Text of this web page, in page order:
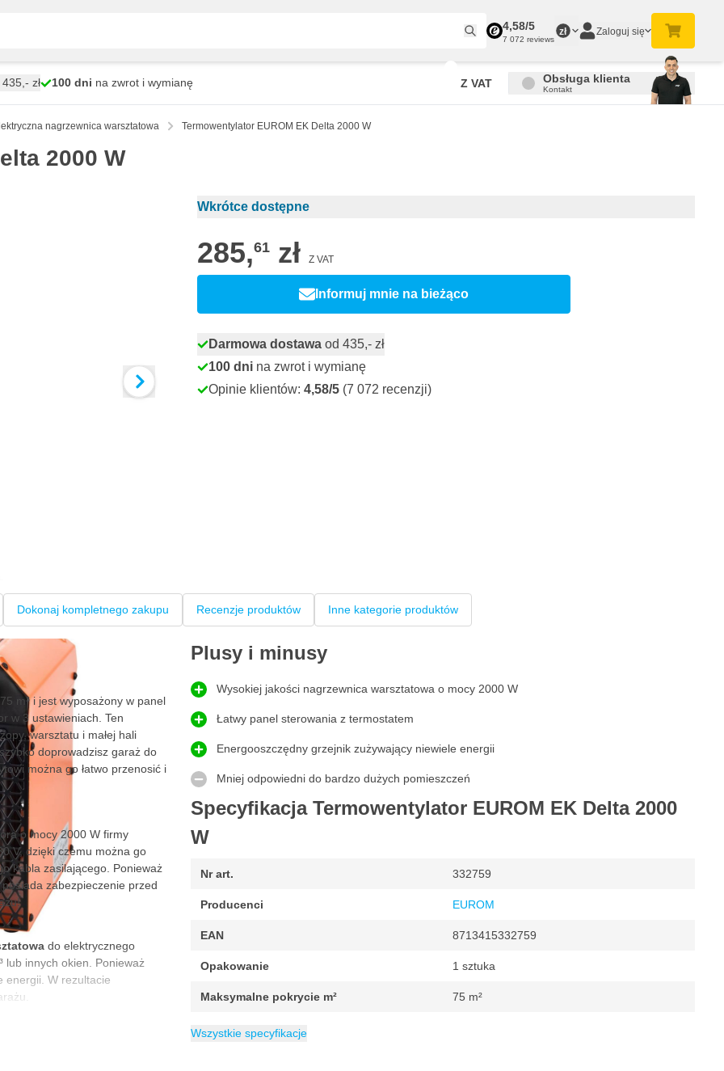
4,58/5
7 072 reviews
zł Zaloguj się
zł 100 dni na zwrot i wymianę Z VAT Obsługa klienta
Kontakt
nagrzewnica warsztatowa Termowentylator EUROM EK Delta 2000 W
2000 W
Wkrótce dostępne
285,61 zł Z VAT
Informuj mnie na bieżąco
Darmowa dostawa od 435,- zł
100 dni na zwrot i wymianę
Opinie klientów: 4,58/5 (7 072 recenzji)
Dokonaj kompletnego zakupu Recenzje produktów Inne kategorie produktów
m³ i jest wyposażony w panel
w 3 ustawieniach. Ten
warsztatu i małej hali
doprowadzisz garaż do
można go łatwo przenosić i
o mocy 2000 W firmy
V, dzięki czemu można go
kabla zasilającego. Ponieważ
zabezpieczenie przed
do elektrycznego
lub innych okien. Ponieważ
energii. W rezultacie
Plusy i minusy
Wysokiej jakości nagrzewnica warsztatowa o mocy 2000 W
Łatwy panel sterowania z termostatem
Energooszczędny grzejnik zużywający niewiele energii
Mniej odpowiedni do bardzo dużych pomieszczeń
Specyfikacja Termowentylator EUROM EK Delta 2000
W
Nr art. 332759
Producenci EUROM
EAN 8713415332759
Opakowanie 1 sztuka
Maksymalne pokrycie m² 75 m²
Waga 4.2 kg
Długość 21.5 cm
Szerokość 19.5 cm
Moc (Wat) 2000 W
Źródło zasilania
Voltage (Volt) 230 V
Rodzaj ogrzewania
Wymiar 21,5 x 19,5 x 32cm
Wysokość 32 cm
Gwarancja 3 lata
Kategoria Grzejniki i urządzenia grzewcze
Wszystkie specyfikacje